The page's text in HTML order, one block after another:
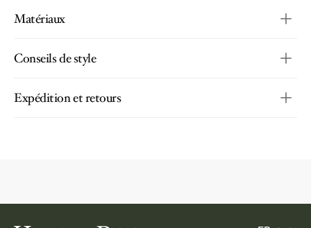
Matériaux
Conseils de style
Expédition et retours